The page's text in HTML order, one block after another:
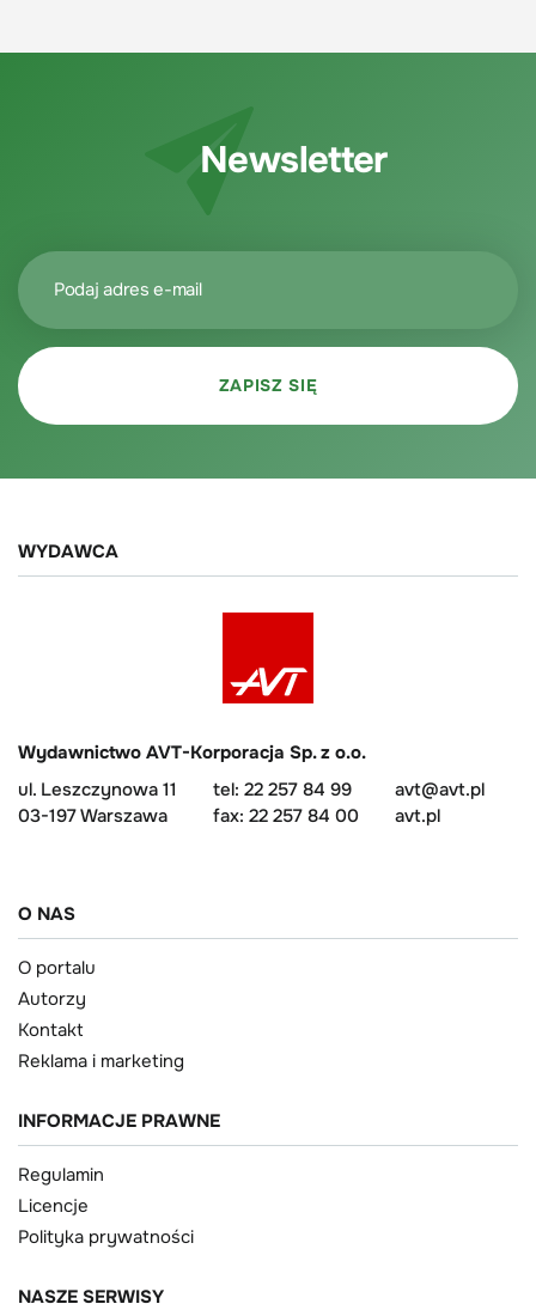
Newsletter
WYDAWCA
Wydawnictwo AVT-Korporacja Sp. z o.o.
ul. Leszczynowa 11
03-197 Warszawa
tel: 22 257 84 99
fax: 22 257 84 00
avt@avt.pl
avt.pl
O NAS
O portalu
Autorzy
Kontakt
Reklama i marketing
INFORMACJE PRAWNE
Regulamin
Licencje
Polityka prywatności
NASZE SERWISY